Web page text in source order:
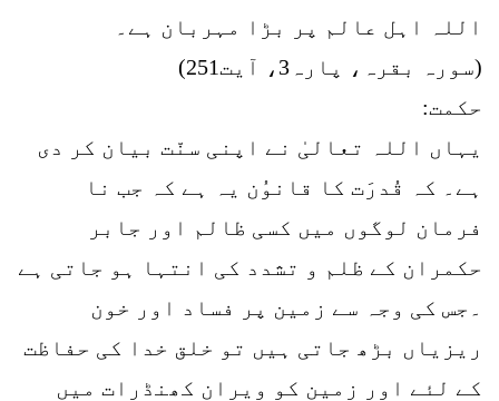
اللہ اہل عالم پر بڑا مہربان ہے۔
(سورہ بقرہ، پارہ3، آیت251)
حکمت:
یہاں اللہ تعالیٰ نے اپنی سنّت بیان کر دی
ہے۔ کہ قُدرَت کا قانوُن یہ ہے کہ جب نا
فرمان لوگوں میں کسی ظالم اور جابر
حکمران کے ظلم و تشدد کی انتہا ہو جاتی ہے
۔جس کی وجہ سے زمین پر فساد اور خون
ریزیاں بڑھ جاتی ہیں تو خلق خدا کی حفاظت
کے لئے اور زمین کو ویران کھنڈرات میں